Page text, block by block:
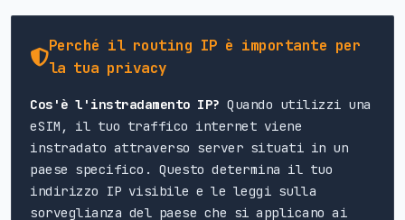
Perché il routing IP è importante per
la tua privacy
Cos'è l'instradamento IP? Quando utilizzi una
eSIM, il tuo traffico internet viene
instradato attraverso server situati in un
paese specifico. Questo determina il tuo
indirizzo IP visibile e le leggi sulla
sorveglianza del paese che si applicano ai